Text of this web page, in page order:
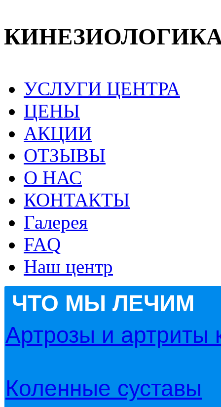
УСЛУГИ ЦЕНТРА
ЦЕНЫ
АКЦИИ
ОТЗЫВЫ
О НАС
КОНТАКТЫ
Галерея
FAQ
Наш центр
ЧТО МЫ ЛЕЧИМ
Артрозы и артриты
Коленные суставы